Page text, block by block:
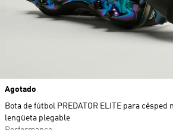
Agotado
Bota de fútbol PREDATOR ELITE para césped
lengüeta plegable